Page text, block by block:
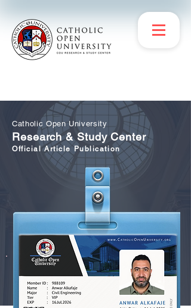
Catholic Open University
Research & Study Center
Official Article Publication